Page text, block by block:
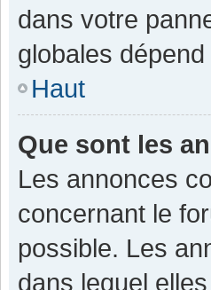
dans votre
globales
Haut
Que sont les
Les annonces
concernant le
possible. Les
dans lequel